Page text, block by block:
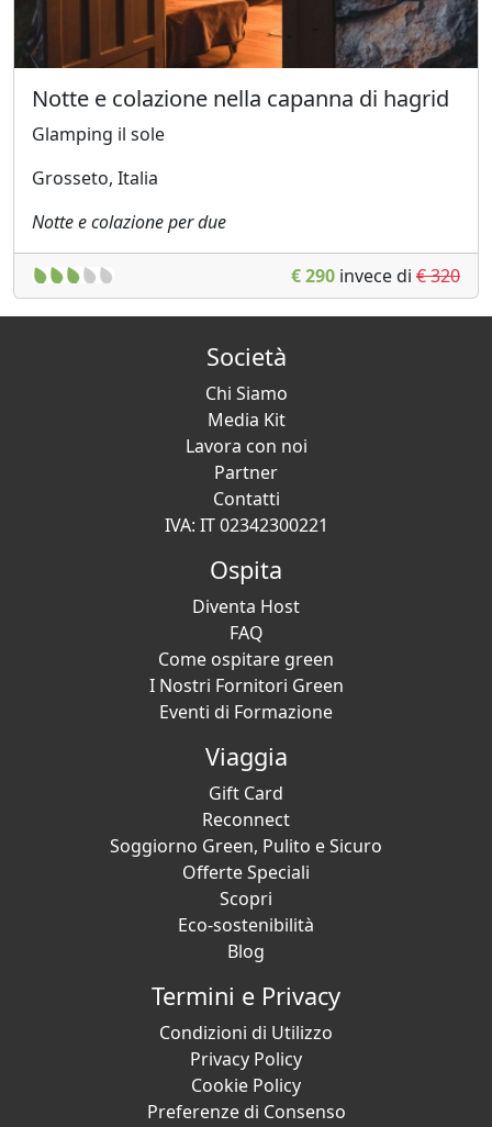
Notte e colazione nella capanna di hagrid
Glamping il sole
Grosseto, Italia
Notte e colazione per due
€ 290 invece di € 320
Società
Chi Siamo
Media Kit
Lavora con noi
Partner
Contatti
IVA: IT 02342300221
Ospita
Diventa Host
FAQ
Come ospitare green
I Nostri Fornitori Green
Eventi di Formazione
Viaggia
Gift Card
Reconnect
Soggiorno Green, Pulito e Sicuro
Offerte Speciali
Scopri
Eco-sostenibilità
Blog
Termini e Privacy
Condizioni di Utilizzo
Privacy Policy
Cookie Policy
Preferenze di Consenso